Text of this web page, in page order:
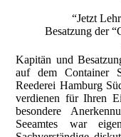
“Jetzt
Besatzung der
Kapitän und
auf dem Container
Reederei Hamburg
verdienen für Ihren
besondere
Seeamtes war